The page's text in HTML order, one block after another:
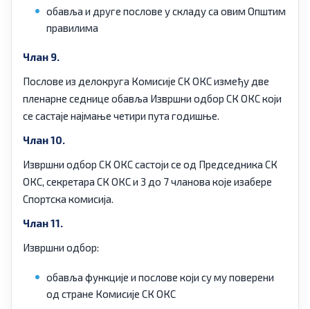
обавља и друге послове у складу са овим Општим
правилима
Члан 9.
Послове из делокруга Комисије СК ОКС између две
пленарне седнице обавља Извршни одбор СК ОКС који
се састаје најмање четири пута годишње.
Члан 10.
Извршни одбор СК ОКС састоји се од Председника СК
ОКС, секретара СК ОКС и 3 до 7 чланова које изабере
Спортска комисија.
Члан 11.
Извршни одбор:
обавља функције и послове који су му поверени
од стране Комисије СК ОКС